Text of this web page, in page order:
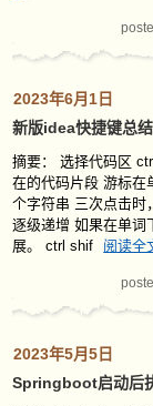
2023年6月1日
新版idea快捷键总
摘要： 选择代码区
在的代码片段 游标在
个字符串 三次点击时
逐级递增 如果在单词
展。 ctrl shif
阅读全
2023年5月5日
Springboot启动后